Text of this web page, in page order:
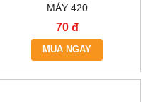
MÁY 420
70 đ
MUA NGAY